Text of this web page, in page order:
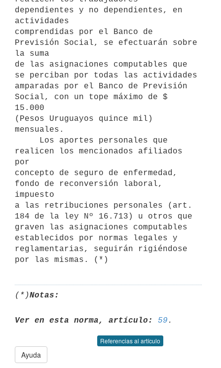
dependientes y no dependientes, en
actividades
comprendidas por el Banco de
Previsión Social, se efectuarán sobre
la suma
de las asignaciones computables que
se perciban por todas las actividades
amparadas por el Banco de Previsión
Social, con un tope máximo de $
15.000
(Pesos Uruguayos quince mil)
mensuales.
realicen los mencionados afiliados
por
concepto de seguro de enfermedad,
fondo de reconversión laboral,
impuesto
a las retribuciones personales (art.
184 de la ley Nº 16.713) u otros que
graven las asignaciones computables
establecidos por normas legales y
reglamentarias, seguirán rigiéndose
(*)Notas:
Ver en esta norma, artículo: 59
Referencias al artículo
Ayuda